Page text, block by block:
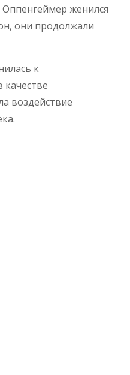
Оппенгеймер женился
они продолжали
к
качестве
воздействие